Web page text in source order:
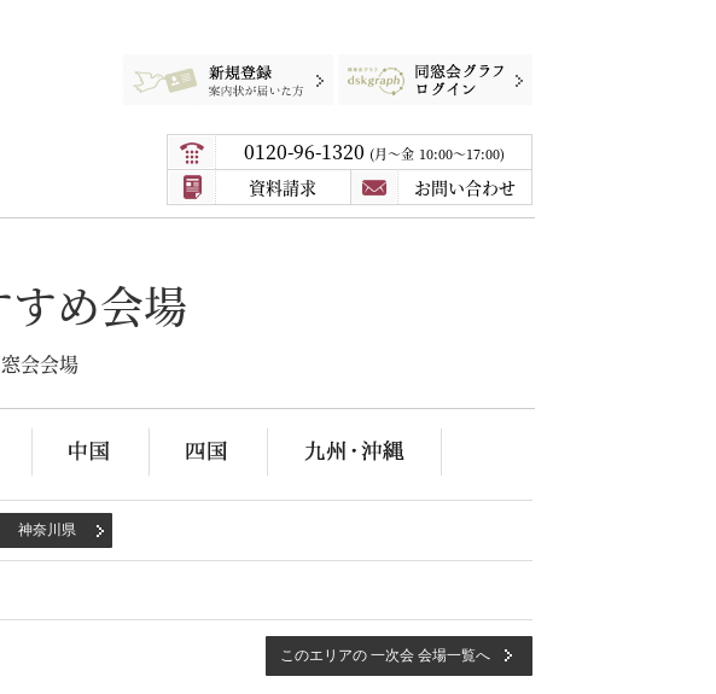
案内状が届いた方 同窓会グラフログイン
0120-96-1320 月〜金 10:00～17:00
資料請求 お問い合わせ
め会場
会会場
神奈川県
このエリアの 一次会 会場一覧へ